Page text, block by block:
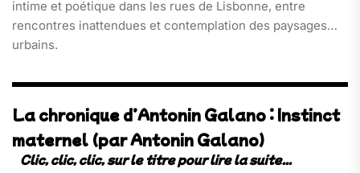
intime et poétique dans les rues de Lisbonne, entre
rencontres inattendues et contemplation des paysages
urbains.
La chronique d’Antonin Galano : Instinct
maternel (par Antonin Galano)